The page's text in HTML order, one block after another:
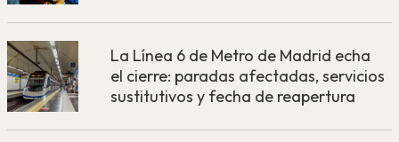
La Línea 6 de Metro de Madrid echa
el cierre: paradas afectadas, servicios
sustitutivos y fecha de reapertura